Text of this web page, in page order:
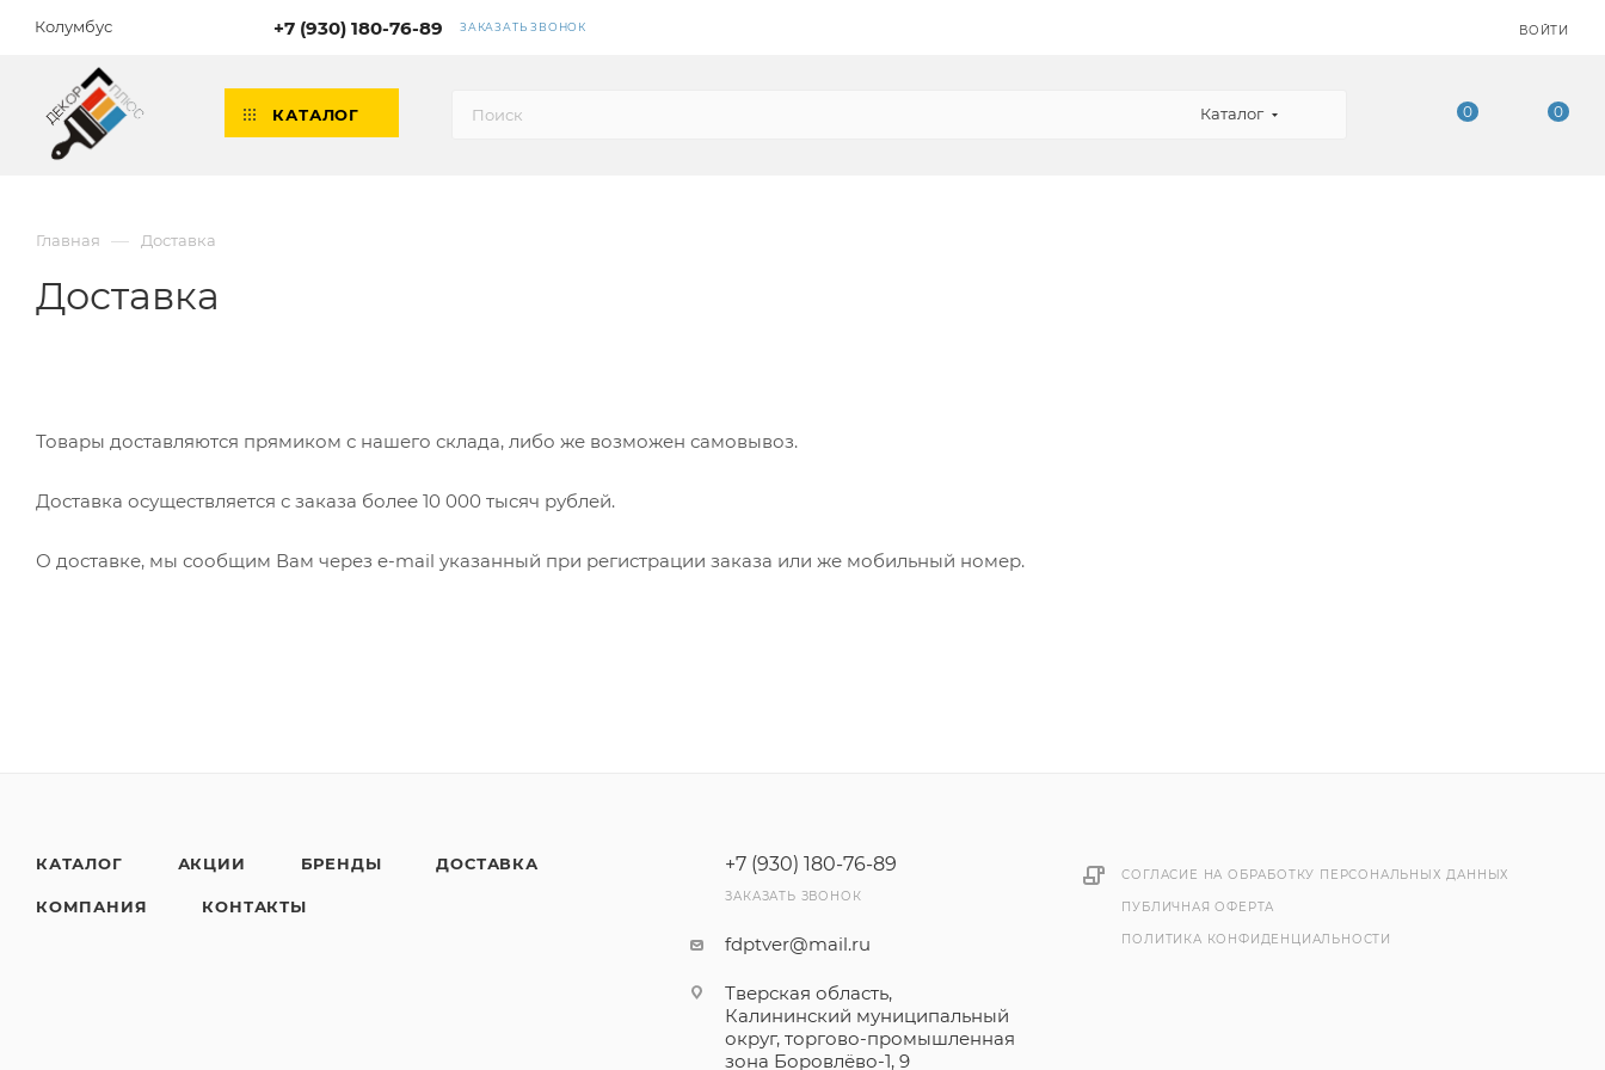
Колумбус +7 (930) 180-76-89 ЗАКАЗАТЬ ЗВОНОК ВОЙТИ
КАТАЛОГ Каталог 0 0
Главная — Доставка
Доставка
Товары доставляются прямиком с нашего склада, либо же возможен самовывоз.
Доставка осуществляется с заказа более 10 000 тысяч рублей.
О доставке, мы сообщим Вам через e-mail указанный при регистрации заказа или же мобильный номер.
КАТАЛОГ АКЦИИ БРЕНДЫ ДОСТАВКА
КОМПАНИЯ КОНТАКТЫ
+7 (930) 180-76-89
ЗАКАЗАТЬ ЗВОНОК
fdptver@mail.ru
Тверская область,
Калининский муниципальный
округ, торгово-промышленная
зона Боровлёво-1, 9
СОГЛАСИЕ НА ОБРАБОТКУ ПЕРСОНАЛЬНЫХ ДАННЫХ
ПУБЛИЧНАЯ ОФЕРТА
ПОЛИТИКА КОНФИДЕНЦИАЛЬНОСТИ